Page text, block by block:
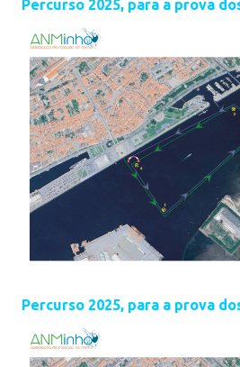
Percurso 2025, para a prova
Percurso 2025, para a prova